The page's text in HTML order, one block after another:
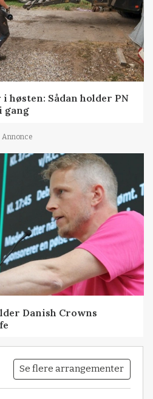
høsten: Sådan holder PN
gang
Annonce
Danish Crowns
Se flere arrangementer